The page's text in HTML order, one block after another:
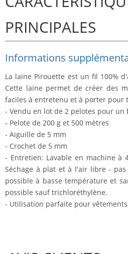
PRINCIPALES
Informations
La laine Pirouette est un fil 100%
Cette laine permet de créer des
faciles à entretenu et à porter pour
- Vendu en lot de 2 pelotes pour un
- Pelote de 200 g et 500 mètres
- Aiguille de 5 mm
- Crochet de 5 mm
- Entretien: Lavable en machine à
Séchage à plat et à l'air libre - pas
possible à basse température et
possible sauf trichloréthylène.
- Utilisation parfaite pour